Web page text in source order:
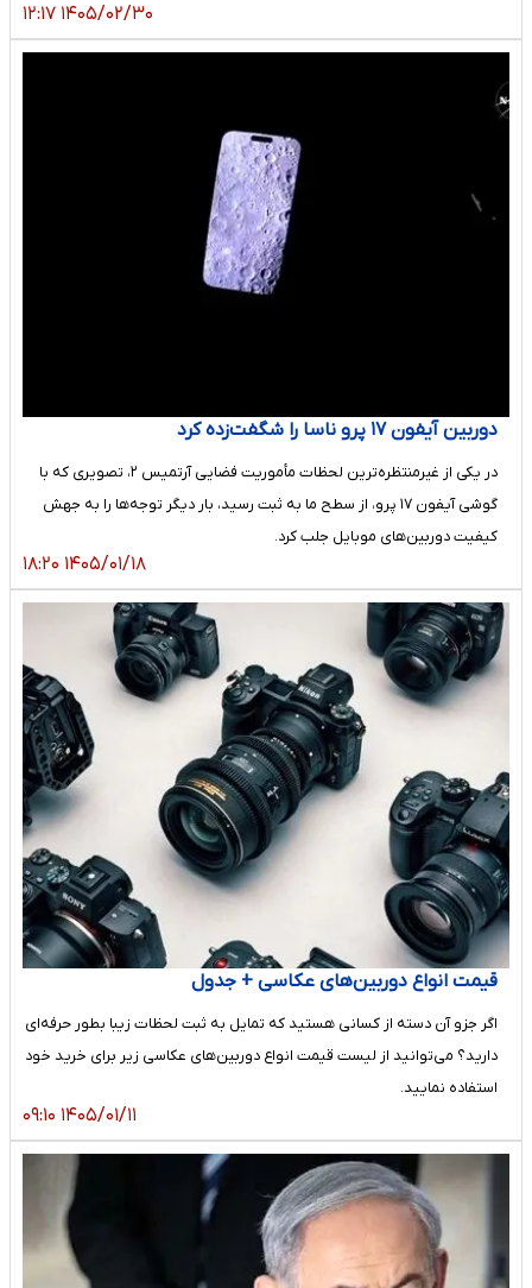
۱۴۰۵/۰۲/۳۰ ۱۲:۱۷
دوربین آیفون ۱۷ پرو ناسا را شگفت‌زده کرد
در یکی از غیرمنتظره‌ترین لحظات مأموریت فضایی آرتمیس ۲، تصویری که با
گوشی آیفون ۱۷ پرو، از سطح ما به ثبت رسید، بار دیگر توجه‌ها را به جهش
کیفیت دوربین‌های موبایل جلب کرد.
۱۴۰۵/۰۱/۱۸ ۱۸:۲۰
قیمت انواع دوربین‌های عکاسی + جدول
اگر جزو آن دسته از کسانی هستید که تمایل به ثبت لحظات زیبا بطور حرفه‌ای
دارید؟ می‌توانید از لیست قیمت انواع دوربین‌های عکاسی زیر برای خرید خود
استفاده نمایید.
۱۴۰۵/۰۱/۱۱ ۰۹:۱۰